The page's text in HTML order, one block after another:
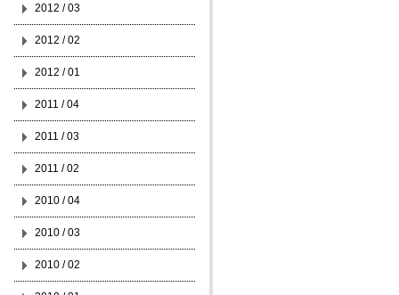
2012 / 03
2012 / 02
2012 / 01
2011 / 04
2011 / 03
2011 / 02
2010 / 04
2010 / 03
2010 / 02